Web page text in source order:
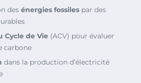
des énergies fossiles par des
Cycle de Vie (ACV) pour évaluer
carbone
dans la production d’électricité